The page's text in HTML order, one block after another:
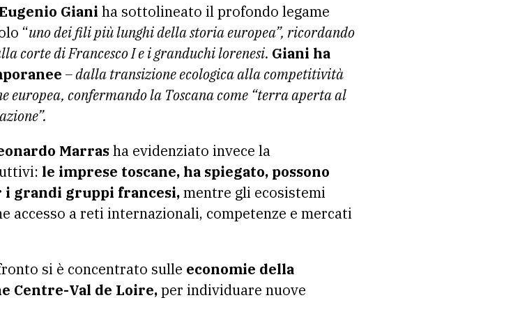
Giani ha sottolineato il profondo legame
“uno dei fili più lunghi della storia europea”, ricordando
corte di Francesco I e i granduchi lorenesi. Giani ha
– dalla transizione ecologica alla competitività
europea, confermando la Toscana come “terra aperta al
Marrasha evidenziato invece la
le imprese toscane, ha spiegato, possono
grandi gruppi francesi,mentre gli ecosistemi
accesso a reti internazionali, competenze e mercati
si è concentrato sulle economie della
Centre-Val de Loire,per individuare nuove